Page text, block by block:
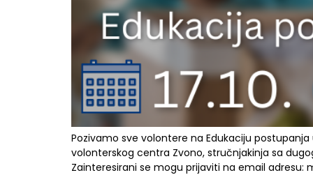
Pozivamo sve volontere na Edukaciju
volonterskog centra Zvono, stručnjakinja sa
Zainteresirani se mogu prijaviti na email adresu: